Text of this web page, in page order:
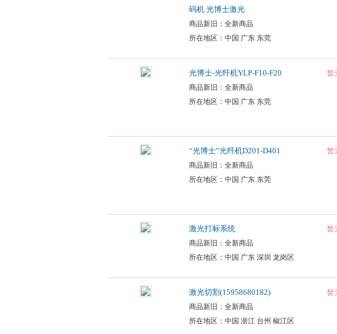
码机 光博士激光
商品新旧：全新商品
所在地区：中国 广东 东莞
光博士-光纤机YLP-F10-F20
商品新旧：全新商品
所在地区：中国 广东 东莞
暂
“光博士”光纤机D201-D401
商品新旧：全新商品
所在地区：中国 广东 东莞
暂
激光打标系统
商品新旧：全新商品
所在地区：中国 广东 深圳 龙岗区
暂
激光切割(15958680182)
商品新旧：全新商品
所在地区：中国 浙江 台州 椒江区
暂